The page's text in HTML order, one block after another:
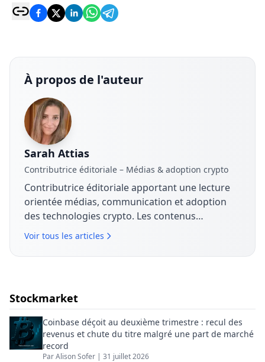
À propos de l'auteur
Sarah Attias
Contributrice éditoriale – Médias & adoption crypto
Contributrice éditoriale apportant une lecture
orientée médias, communication et adoption
des technologies crypto. Les contenus
analysent les stratégies de marque, les
entreprises structurent leur discours autour du
Voir tous les articles
Stockmarket
Coinbase déçoit au deuxième trimestre : recul des
revenus et chute du titre malgré une part de marché
record
ParAlison Sofer | 31 juillet 2026